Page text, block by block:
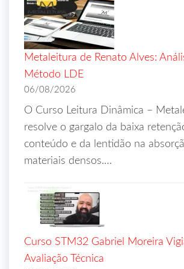
Metaleitura de Renato Alves:
Método LDE
06/08/2026
O Curso Leitura Dinâmica –
resolve o gargalo da baixa
conteúdo e da lentidão na
materiais densos.…
Curso STM32 Gabriel Moreira
Avaliação Técnica